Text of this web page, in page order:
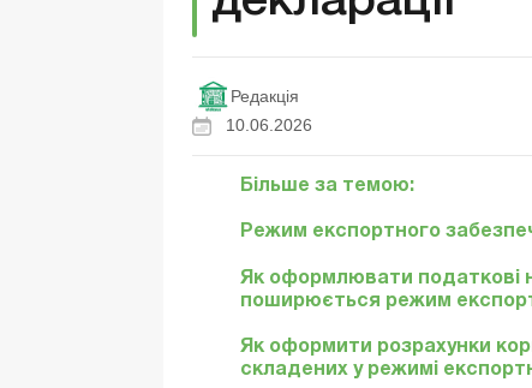
Редакція
10.06.2026
Більше за темою:
Режим експортного
Як оформлювати податкові
поширюється режим
Як оформити розрахунки
складених у режимі